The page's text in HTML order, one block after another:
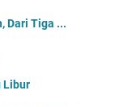
Dari Tiga ...
Libur